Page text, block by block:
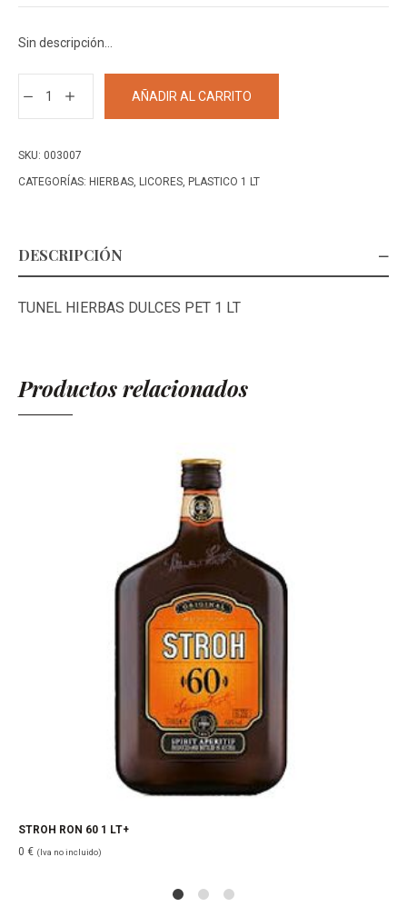
Sin descripción…
DULCES
PET
AÑADIR AL CARRITO
SKU: 003007
CATEGORÍAS: HIERBAS, LICORES, PLASTICO 1 LT
DESCRIPCIÓN
TUNEL HIERBAS DULCES PET 1 LT
Productos relacionados
STROH RON 60 1 LT+
0 € (Iva no incluido)